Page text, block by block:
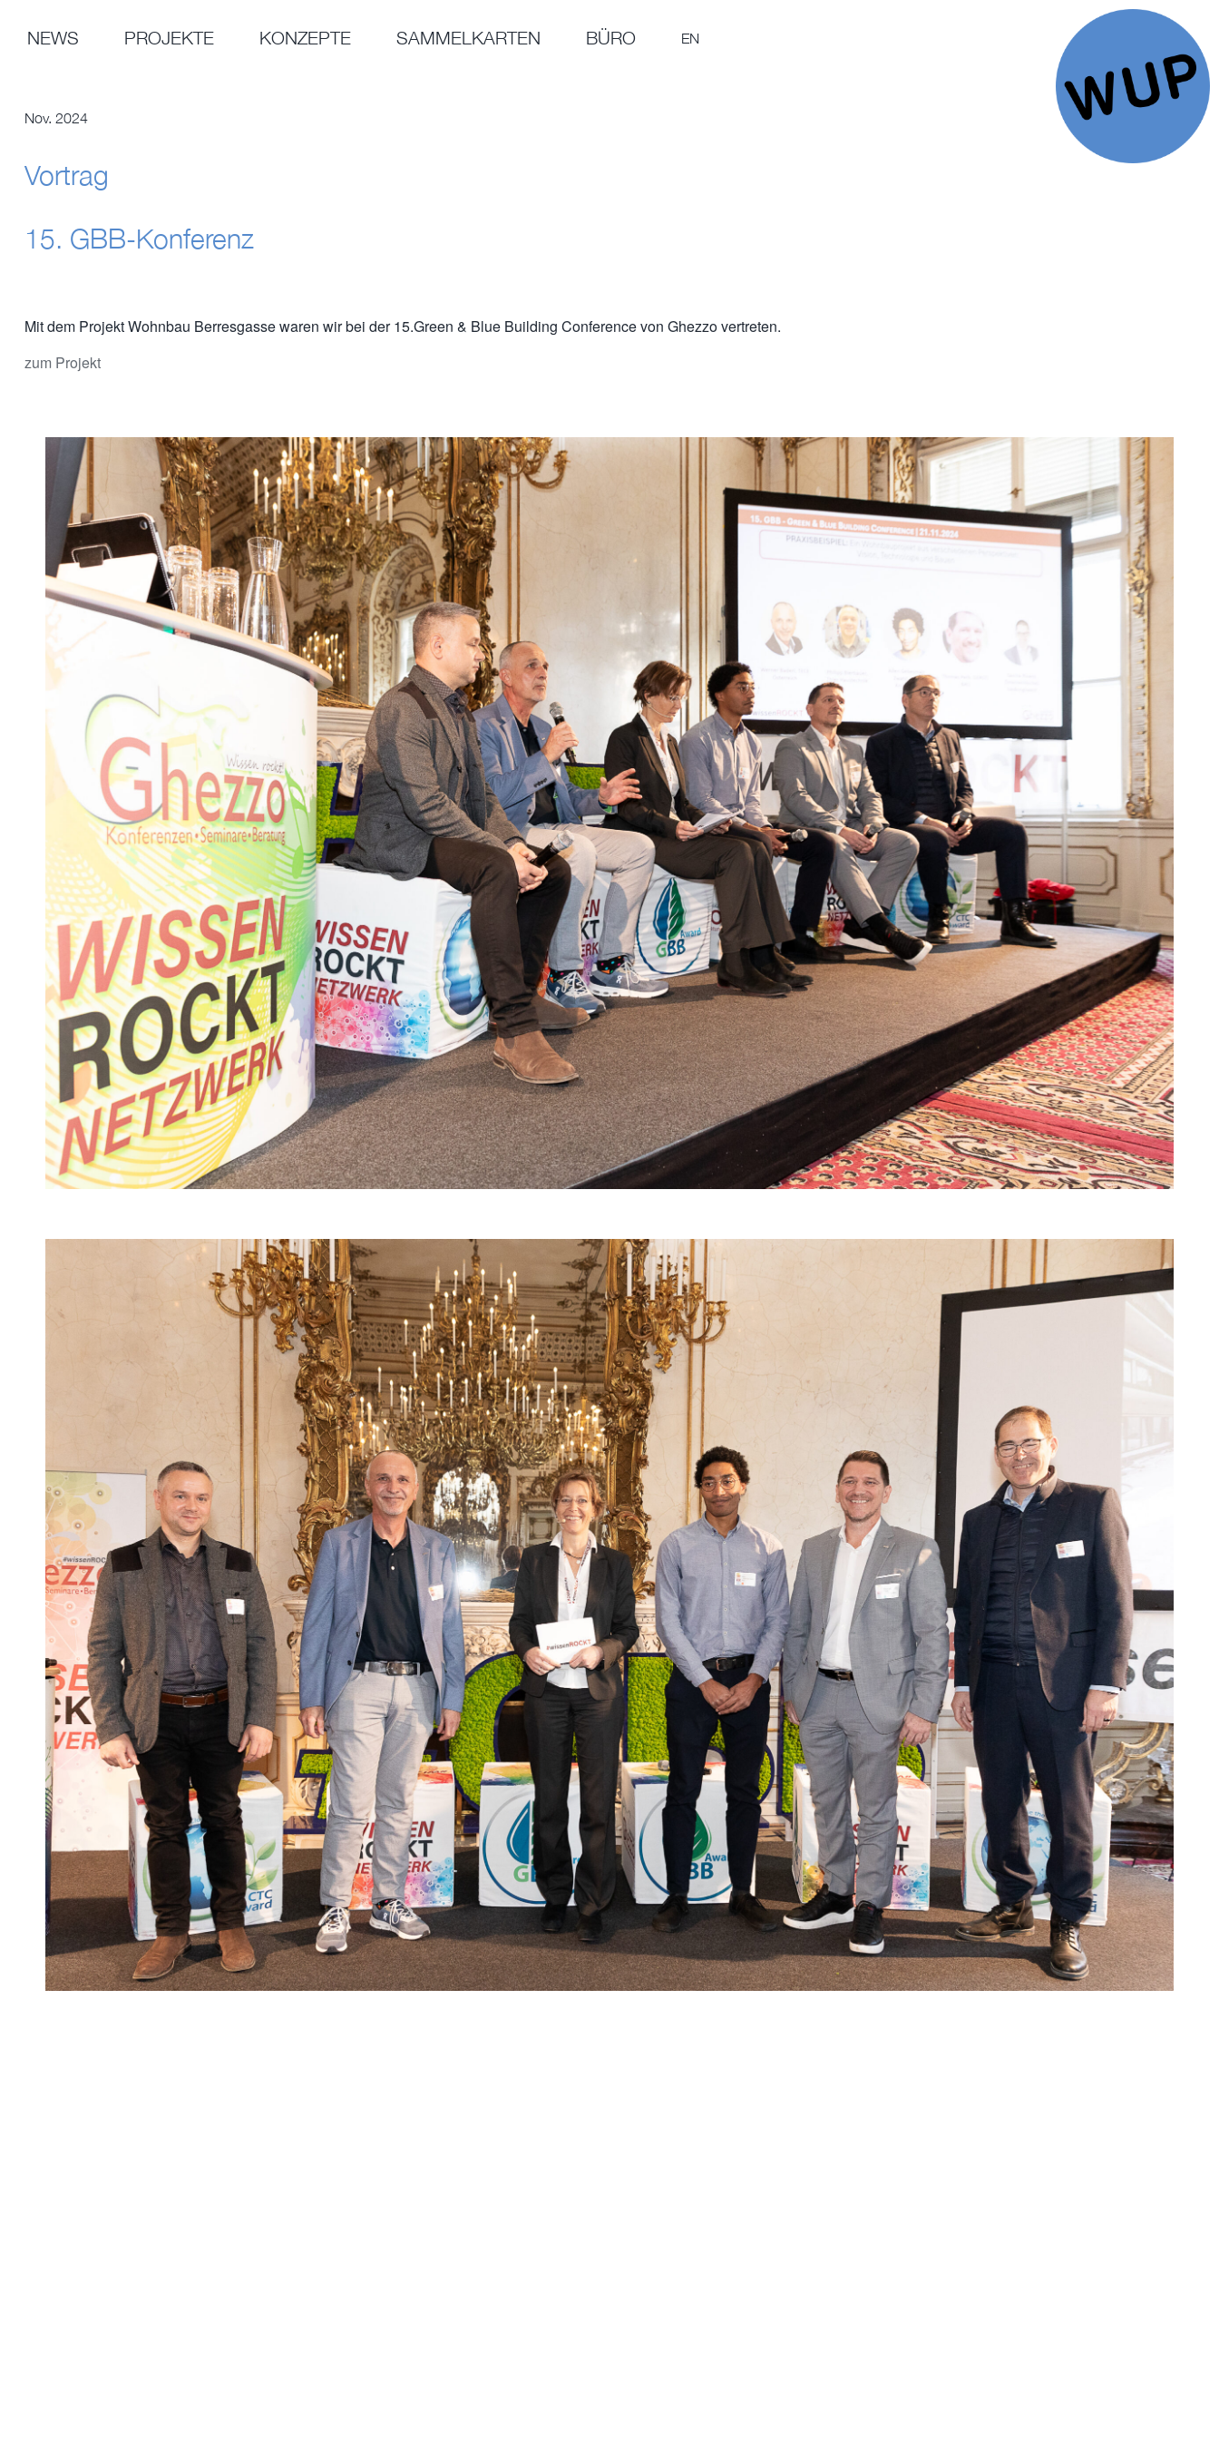
springenNEWS PROJEKTE KONZEPTE SAMMELKARTEN BÜRO EN
Nov. 2024
Vortrag
15. GBB-Konferenz
Mit dem Projekt Wohnbau Berresgasse waren wir bei der 15.Green & Blue Building Conference von Ghezzo vertreten.
zum Projekt